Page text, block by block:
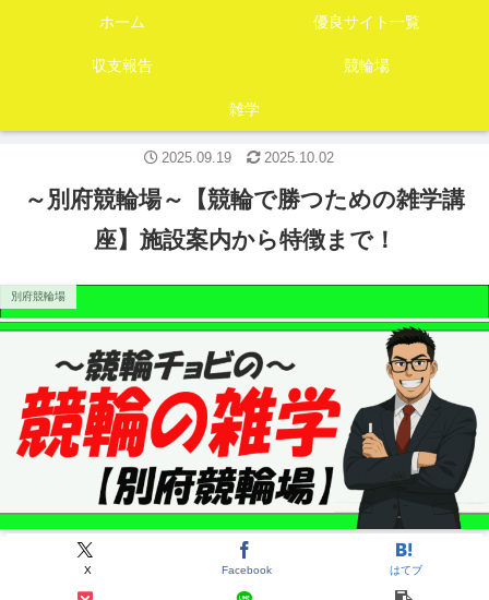
ホーム 優良サイト一覧
収支報告 競輪場
雑学
～別府競輪場～【競輪で勝つための雑学講
座】施設案内から特徴まで！
別府競輪場
X Facebook はてブ
2025.09.19 2025.10.02